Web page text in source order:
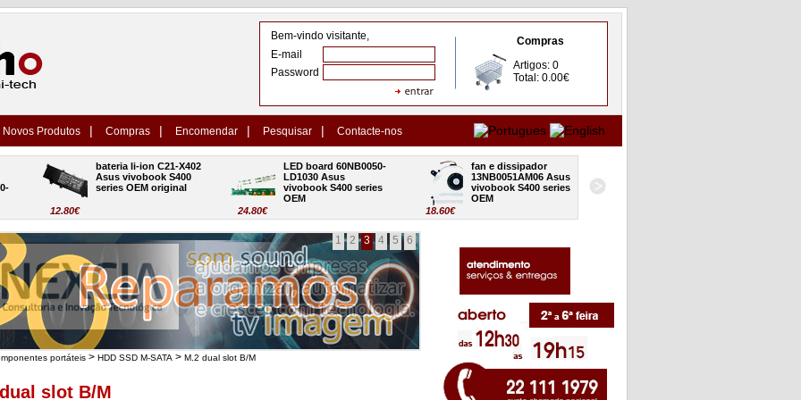
Bem-vindo visitante,
E-mail
Password
Compras
Artigos: 0
Total: 0.00€
Novos Produtos | Compras | Encomendar | Pesquisar | Contacte-nos
12.80€
bateria li-ion C21-X402
Asus vivobook S400
series OEM original
24.80€
LED board 60NB0050-
LD1030 Asus
vivobook S400 series
OEM
18.60€
fan e dissipador
13NB0051AM06 Asus
vivobook S400 series
OEM
1 2 3 4 5 6
portáteis > HDD SSD M-SATA > M.2 dual slot B/M
slot B/M